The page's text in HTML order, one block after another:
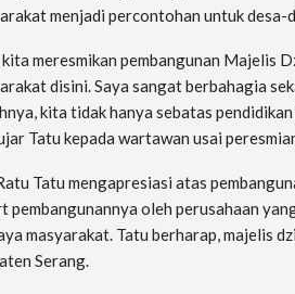
menjadi percontohan untuk desa-
meresmikan pembangunan Majelis
disini. Saya sangat berbahagia
kita tidak hanya sebatas
Tatu kepada wartawan usai
Tatu mengapresiasi atas
pembangunannya oleh perusahaan
masyarakat. Tatu berharap, majelis
Serang.